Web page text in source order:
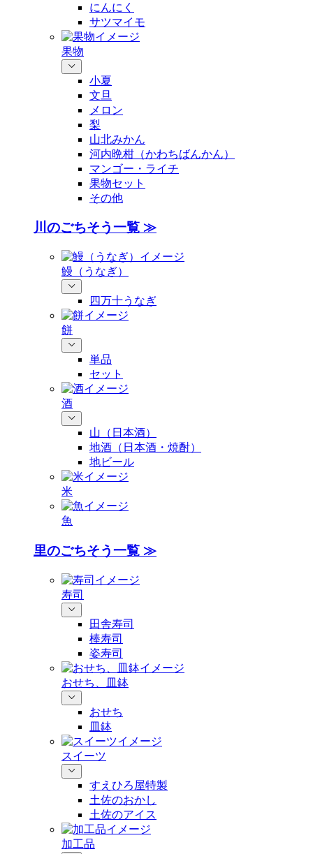
にんにく
サツマイモ
果物
小夏
文旦
メロン
梨
山北みかん
河内晩柑（かわちばんかん）
マンゴー・ライチ
果物セット
その他
川のごちそう一覧 ≫
鰻（うなぎ）
四万十うなぎ
餅
単品
セット
酒
山（日本酒）
地酒（日本酒・焼酎）
地ビール
米
魚
里のごちそう一覧 ≫
寿司
田舎寿司
棒寿司
姿寿司
おせち、皿鉢
おせち
皿鉢
スイーツ
すえひろ屋特製
土佐のおかし
土佐のアイス
加工品